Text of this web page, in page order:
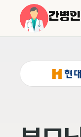
간병